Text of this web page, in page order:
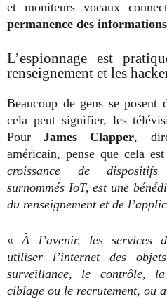
et moniteurs vocaux
permanence des
L’espionnage est
renseignement et les
Beaucoup de gens se
cela peut signifier, les
PourJames Clapper,
américain, pense que cela
croissance de dispositifs
surnommés IoT, est une
du renseignement et de
«À l’avenir, les services
utiliser l’internet des
surveillance, le contrôle,
ciblage ou le recrutement, ou